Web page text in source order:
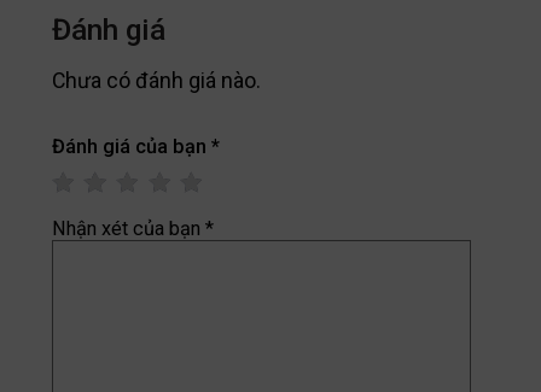
Đánh giá
Chưa có đánh giá nào.
Đánh giá của bạn *
Nhận xét của bạn *